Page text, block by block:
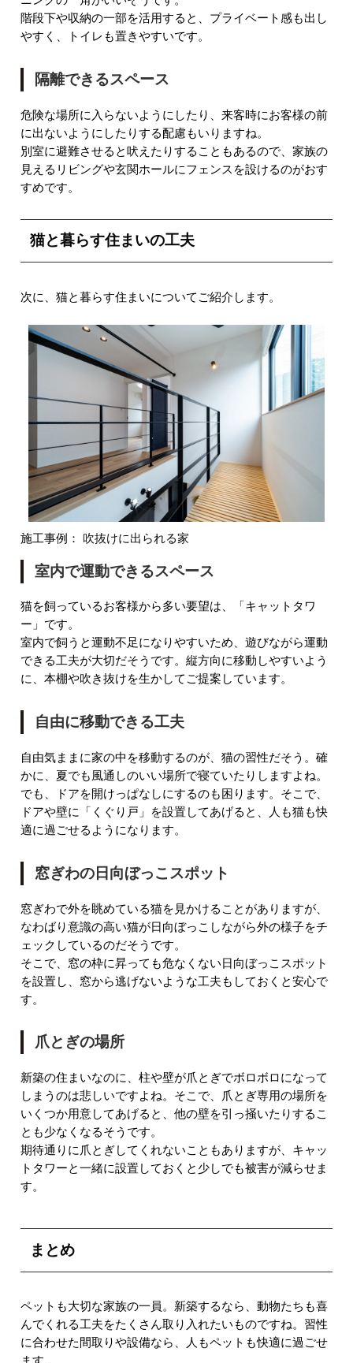
階段下や収納の一部を活用すると、プライベート感も出し
やすく、トイレも置きやすいです。
隔離できるスペース
危険な場所に入らないようにしたり、来客時にお客様の前
に出ないようにしたりする配慮もいりますね。
別室に避難させると吠えたりすることもあるので、家族の
見えるリビングや玄関ホールにフェンスを設けるのがおす
すめです。
猫と暮らす住まいの工夫
次に、猫と暮らす住まいについてご紹介します。
施工事例： 吹抜けに出られる家
室内で運動できるスペース
猫を飼っているお客様から多い要望は、「キャットタワ
ー」です。
室内で飼うと運動不足になりやすいため、遊びながら運動
できる工夫が大切だそうです。縦方向に移動しやすいよう
に、本棚や吹き抜けを生かしてご提案しています。
自由に移動できる工夫
自由気ままに家の中を移動するのが、猫の習性だそう。確
かに、夏でも風通しのいい場所で寝ていたりしますよね。
でも、ドアを開けっぱなしにするのも困ります。そこで、
ドアや壁に「くぐり戸」を設置してあげると、人も猫も快
適に過ごせるようになります。
窓ぎわの日向ぼっこスポット
窓ぎわで外を眺めている猫を見かけることがありますが、
なわばり意識の高い猫が日向ぼっこしながら外の様子をチ
ェックしているのだそうです。
そこで、窓の枠に昇っても危なくない日向ぼっこスポット
を設置し、窓から逃げないような工夫もしておくと安心で
す。
爪とぎの場所
新築の住まいなのに、柱や壁が爪とぎでボロボロになって
しまうのは悲しいですよね。そこで、爪とぎ専用の場所を
いくつか用意してあげると、他の壁を引っ掻いたりするこ
とも少なくなるそうです。
期待通りに爪とぎしてくれないこともありますが、キャッ
トタワーと一緒に設置しておくと少しでも被害が減らせま
す。
まとめ
ペットも大切な家族の一員。新築するなら、動物たちも喜
んでくれる工夫をたくさん取り入れたいものですね。習性
に合わせた間取りや設備なら、人もペットも快適に過ごせ